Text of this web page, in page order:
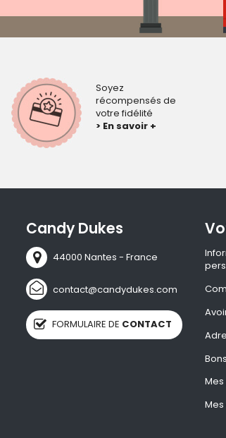
Soyez
récompensés de
votre fidélité
> En savoir +
Candy Dukes
44000 Nantes - France
contact@candydukes.com
FORMULAIRE DE CONTACT